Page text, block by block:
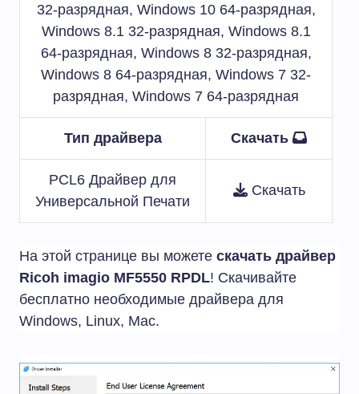
32-разрядная, Windows 10 64-разрядная,
Windows 8.1 32-разрядная, Windows 8.1
64-разрядная, Windows 8 32-разрядная,
Windows 8 64-разрядная, Windows 7 32-
разрядная, Windows 7 64-разрядная
Тип драйвера Скачать
PCL6 Драйвер для
Универсальной Печати
Скачать
На этой странице вы можете скачать драйвер
Ricoh imagio MF5550 RPDL! Скачивайте
бесплатно необходимые драйвера для
Windows, Linux, Mac.